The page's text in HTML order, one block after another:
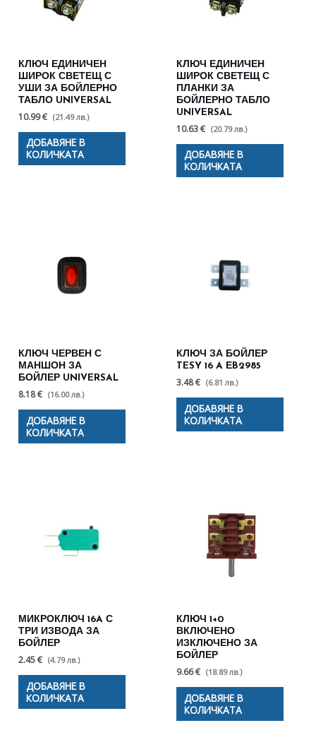
КЛЮЧ ЕДИНИЧЕН
ШИРОК СВЕТЕЩ С
УШИ ЗА БОЙЛЕРНО
ТАБЛО UNIVERSAL
10.99 € (21.49 лв.)
ДОБАВЯНЕ В
КОЛИЧКАТА
КЛЮЧ ЕДИНИЧЕН
ШИРОК СВЕТЕЩ С
ПЛАНКИ ЗА
БОЙЛЕРНО ТАБЛО
UNIVERSAL
10.63 € (20.79 лв.)
ДОБАВЯНЕ В
КОЛИЧКАТА
КЛЮЧ ЧЕРВЕН С
МАНШОН ЗА
БОЙЛЕР UNIVERSAL
8.18 € (16.00 лв.)
ДОБАВЯНЕ В
КОЛИЧКАТА
КЛЮЧ ЗА БОЙЛЕР
TESY 16 A ЕB2985
3.48 € (6.81 лв.)
ДОБАВЯНЕ В
КОЛИЧКАТА
МИКРОКЛЮЧ 16A С
ТРИ ИЗВОДА ЗА
БОЙЛЕР
2.45 € (4.79 лв.)
ДОБАВЯНЕ В
КОЛИЧКАТА
КЛЮЧ 1+0
ВКЛЮЧЕНО
ИЗКЛЮЧЕНО ЗА
БОЙЛЕР
9.66 € (18.89 лв.)
ДОБАВЯНЕ В
КОЛИЧКАТА